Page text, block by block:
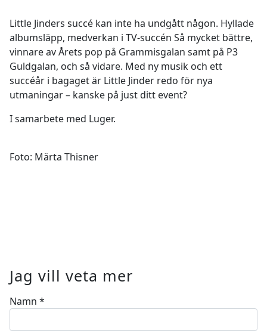
Little Jinders succé kan inte ha undgått någon. Hyllade
albumsläpp, medverkan i TV-succén Så mycket bättre,
vinnare av Årets pop på Grammisgalan samt på P3
Guldgalan, och så vidare. Med ny musik och ett
succéår i bagaget är Little Jinder redo för nya
utmaningar – kanske på just ditt event?
I samarbete med Luger.
Foto: Märta Thisner
Jag vill veta mer
Namn *